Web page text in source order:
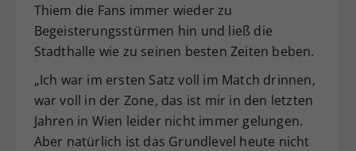
Thiem die Fans immer wieder zu
Begeisterungsstürmen hin und ließ die
Stadthalle wie zu seinen besten Zeiten beben.
„Ich war im ersten Satz voll im Match drinnen,
war voll in der Zone, das ist mir in den letzten
Jahren in Wien leider nicht immer gelungen.
Aber natürlich ist das Grundlevel heute nicht